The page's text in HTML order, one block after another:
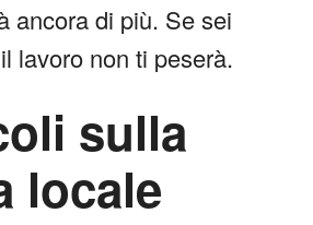
ancora di più. Se sei
lavoro non ti peserà.
sulla
locale